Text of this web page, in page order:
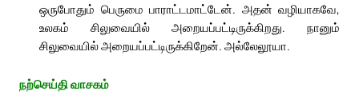
ஒருபோதும் பெருமை பாராட்டமாட்டேன். அதன் வழியாகவே,
உலகம் சிலுவையில் அறையப்பட்டிருக்கிறது. நானும்
சிலுவையில் அறையப்பட்டிருக்கிறேன். அல்லேலூயா.
நற்செய்தி வாசகம்